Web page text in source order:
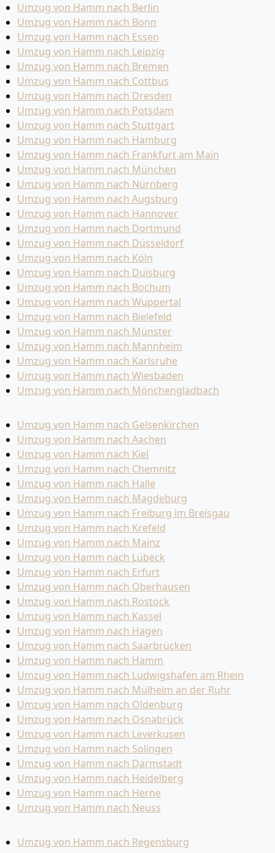
Umzug von Hamm nach Berlin
Umzug von Hamm nach Bonn
Umzug von Hamm nach Essen
Umzug von Hamm nach Leipzig
Umzug von Hamm nach Bremen
Umzug von Hamm nach Cottbus
Umzug von Hamm nach Dresden
Umzug von Hamm nach Potsdam
Umzug von Hamm nach Stuttgart
Umzug von Hamm nach Hamburg
Umzug von Hamm nach Frankfurt am Main
Umzug von Hamm nach München
Umzug von Hamm nach Nürnberg
Umzug von Hamm nach Augsburg
Umzug von Hamm nach Hannover
Umzug von Hamm nach Dortmund
Umzug von Hamm nach Düsseldorf
Umzug von Hamm nach Köln
Umzug von Hamm nach Duisburg
Umzug von Hamm nach Bochum
Umzug von Hamm nach Wuppertal
Umzug von Hamm nach Bielefeld
Umzug von Hamm nach Münster
Umzug von Hamm nach Mannheim
Umzug von Hamm nach Karlsruhe
Umzug von Hamm nach Wiesbaden
Umzug von Hamm nach Mönchen­gladbach
Umzug von Hamm nach Gelsenkirchen
Umzug von Hamm nach Aachen
Umzug von Hamm nach Kiel
Umzug von Hamm nach Chemnitz
Umzug von Hamm nach Halle
Umzug von Hamm nach Magdeburg
Umzug von Hamm nach Freiburg im Breisgau
Umzug von Hamm nach Krefeld
Umzug von Hamm nach Mainz
Umzug von Hamm nach Lübeck
Umzug von Hamm nach Erfurt
Umzug von Hamm nach Oberhausen
Umzug von Hamm nach Rostock
Umzug von Hamm nach Kassel
Umzug von Hamm nach Hagen
Umzug von Hamm nach Saarbrücken
Umzug von Hamm nach Hamm
Umzug von Hamm nach Ludwigshafen am Rhein
Umzug von Hamm nach Mülheim an der Ruhr
Umzug von Hamm nach Oldenburg
Umzug von Hamm nach Osnabrück
Umzug von Hamm nach Leverkusen
Umzug von Hamm nach Solingen
Umzug von Hamm nach Darmstadt
Umzug von Hamm nach Heidelberg
Umzug von Hamm nach Herne
Umzug von Hamm nach Neuss
Umzug von Hamm nach Regensburg